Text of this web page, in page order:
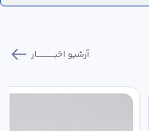
آرشیو اخبـــــــــــار